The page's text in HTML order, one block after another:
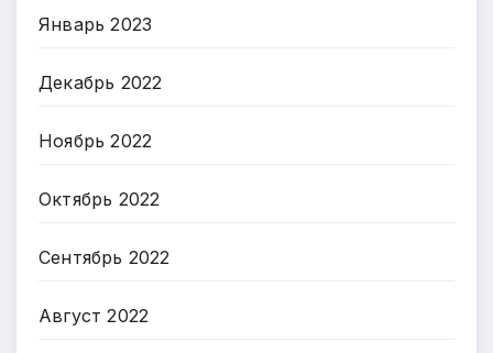
Январь 2023
Декабрь 2022
Ноябрь 2022
Октябрь 2022
Сентябрь 2022
Август 2022